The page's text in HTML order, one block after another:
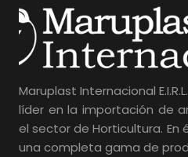
Maruplast Internacional
líder en la importación de
el sector de Horticultura. En
una completa gama de